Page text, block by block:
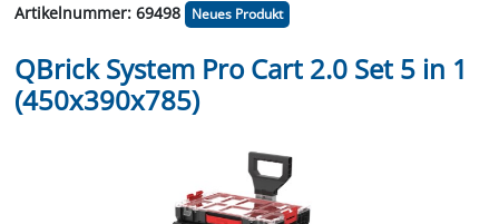
Artikelnummer: 69498 Neues Produkt
QBrick System Pro Cart 2.0 Set 5 in 1
(450x390x785)